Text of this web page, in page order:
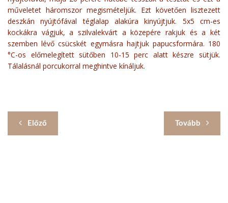
műveletet háromszor megismételjük. Ezt követően lisztezett
deszkán nyújtófával téglalap alakúra kinyújtjuk. 5x5 cm-es
kockákra vágjuk, a szilvalekvárt a közepére rakjuk és a két
szemben lévő csücskét egymásra hajtjuk papucsformára. 180
°C-os előmelegített sütőben 10-15 perc alatt készre sütjük.
Tálalásnál porcukorral meghintve kínáljuk.
Előző Tovább